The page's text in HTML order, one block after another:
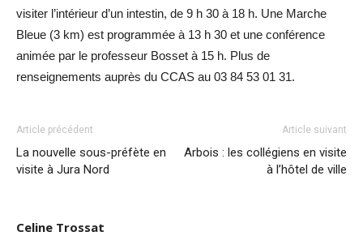
visiter l’intérieur d’un intestin, de 9 h 30 à 18 h. Une Marche
Bleue (3 km) est programmée à 13 h 30 et une conférence
animée par le professeur Bosset à 15 h. Plus de
renseignements auprès du CCAS au 03 84 53 01 31.
Article précédent
La nouvelle sous-préfète en
visite à Jura Nord
Article suivant
Arbois : les collégiens en visite
à l’hôtel de ville
Celine Trossat